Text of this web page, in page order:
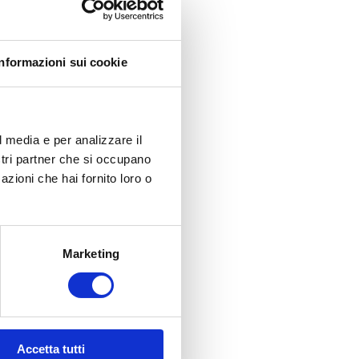
sui cookie
e per analizzare il
partner che si occupano
che hai fornito loro o
Marketing
Accetta tutti
e una
fino a scioglierlo.
dolci negli oli e uno
circa 35 minuti.
mescolate bene.
a pezzi.